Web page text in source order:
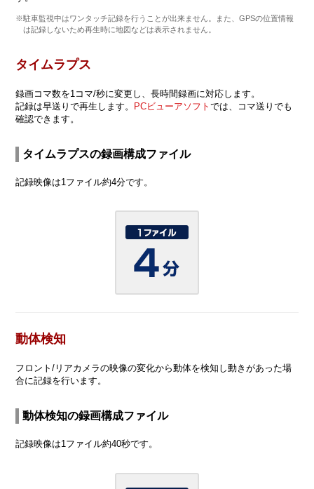
※駐車監視中はワンタッチ記録を行うことが出来ません。また、GPSの位置情報
は記録しないため再生時に地図などは表示されません。
タイムラプス
録画コマ数を1コマ/秒に変更し、長時間録画に対応します。
記録は早送りで再生します。 PCビューアソフトでは、コマ送りでも
確認できます。
タイムラプスの録画構成ファイル
記録映像は1ファイル約4分です。
動体検知
フロント/リアカメラの映像の変化から動体を検知し動きがあった場
合に記録を行います。
動体検知の録画構成ファイル
記録映像は1ファイル約40秒です。